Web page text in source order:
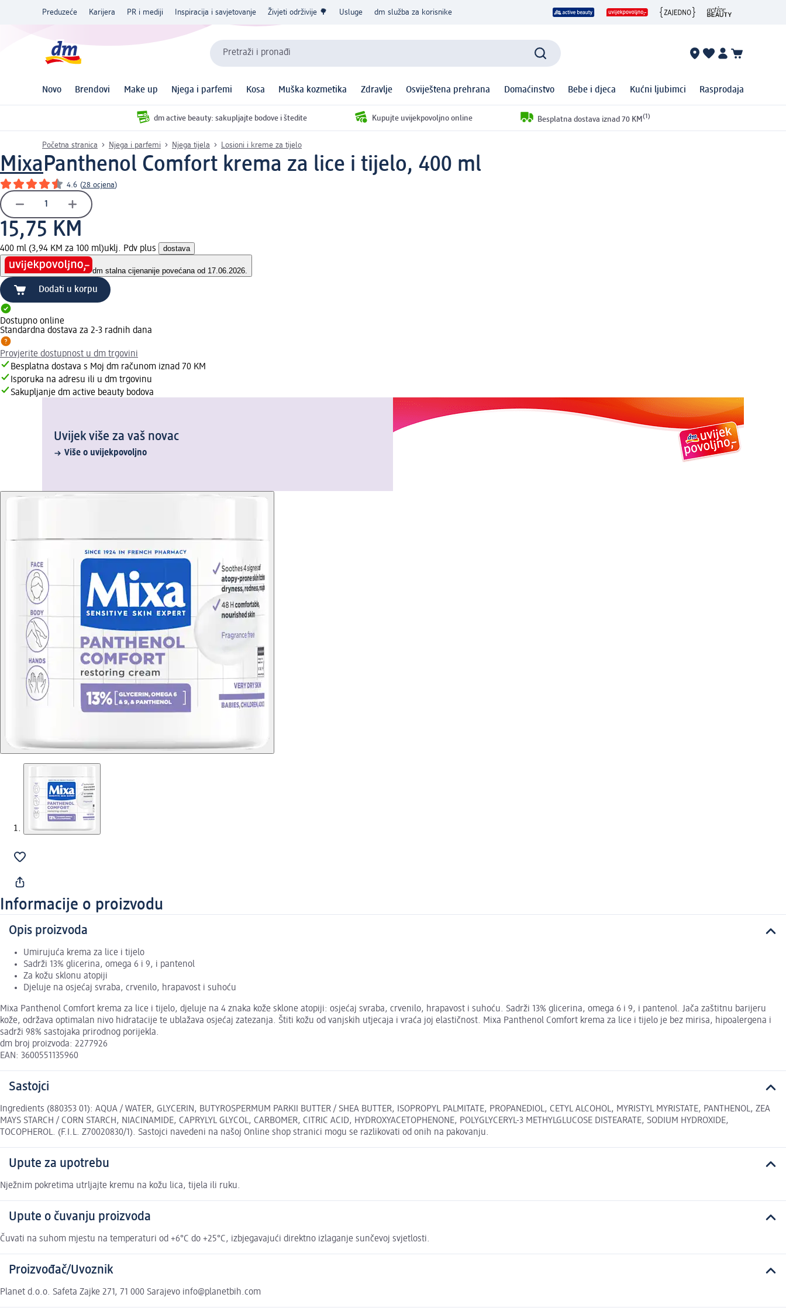
Preduzeće Karijera PR i mediji Inspiracija i savjetovanje Živjeti održivije 🌳 Usluge dm služba za korisnike
Pretraži i pronađi
Novo Brendovi Make up Njega i parfemi Kosa Muška kozmetika Zdravlje Osviještena prehrana Domaćinstvo Bebe i djeca Kućni ljubimci Rasprodaja
dm active beauty: sakupljajte bodove i štedite Kupujte uvijekpovoljno online Besplatna dostava iznad 70 KM (1)
Početna stranica Njega i parfemi Njega tijela Losioni i kreme za tijelo
MixaPanthenol Comfort krema za lice i tijelo, 400 ml
4.6 (28 ocjena)
15,75 KM
400 ml (3,94 KM za 100 ml)uklj. Pdv plus dostava
dm stalna cijenanije povećana od 17.06.2026.
Dodati u korpu
Dostupno online
Standardna dostava za 2-3 radnih dana
Provjerite dostupnost u dm trgovini
Besplatna dostava s Moj dm računom iznad 70 KM
Isporuka na adresu ili u dm trgovinu
Sakupljanje dm active beauty bodova
Uvijek više za vaš novac
Više o uvijekpovoljno
Informacije o proizvodu
Opis proizvoda
Umirujuća krema za lice i tijelo
Sadrži 13% glicerina, omega 6 i 9, i pantenol
Za kožu sklonu atopiji
Djeluje na osjećaj svraba, crvenilo, hrapavost i suhoću
Mixa Panthenol Comfort krema za lice i tijelo, djeluje na 4 znaka kože sklone atopiji: osjećaj svraba, crvenilo, hrapavost i suhoću. Sadrži 13% glicerina, omega 6 i 9, i pantenol. Jača zaštitnu barijeru
kože, održava optimalan nivo hidratacije te ublažava osjećaj zatezanja. Štiti kožu od vanjskih utjecaja i vraća joj elastičnost. Mixa Panthenol Comfort krema za lice i tijelo je bez mirisa, hipoalergena i
sadrži 98% sastojaka prirodnog porijekla.
dm broj proizvoda: 2277926
EAN: 3600551135960
Sastojci
Ingredients (880353 01): AQUA / WATER, GLYCERIN, BUTYROSPERMUM PARKII BUTTER / SHEA BUTTER, ISOPROPYL PALMITATE, PROPANEDIOL, CETYL ALCOHOL, MYRISTYL MYRISTATE, PANTHENOL, ZEA
MAYS STARCH / CORN STARCH, NIACINAMIDE, CAPRYLYL GLYCOL, CARBOMER, CITRIC ACID, HYDROXYACETOPHENONE, POLYGLYCERYL-3 METHYLGLUCOSE DISTEARATE, SODIUM HYDROXIDE,
TOCOPHEROL. (F.I.L. Z70020830/1). Sastojci navedeni na našoj Online shop stranici mogu se razlikovati od onih na pakovanju.
Upute za upotrebu
Nježnim pokretima utrljajte kremu na kožu lica, tijela ili ruku.
Upute o čuvanju proizvoda
Čuvati na suhom mjestu na temperaturi od +6°C do +25°C, izbjegavajući direktno izlaganje sunčevoj svjetlosti.
Proizvođač/Uvoznik
Planet d.o.o. Safeta Zajke 271, 71 000 Sarajevo info@planetbih.com